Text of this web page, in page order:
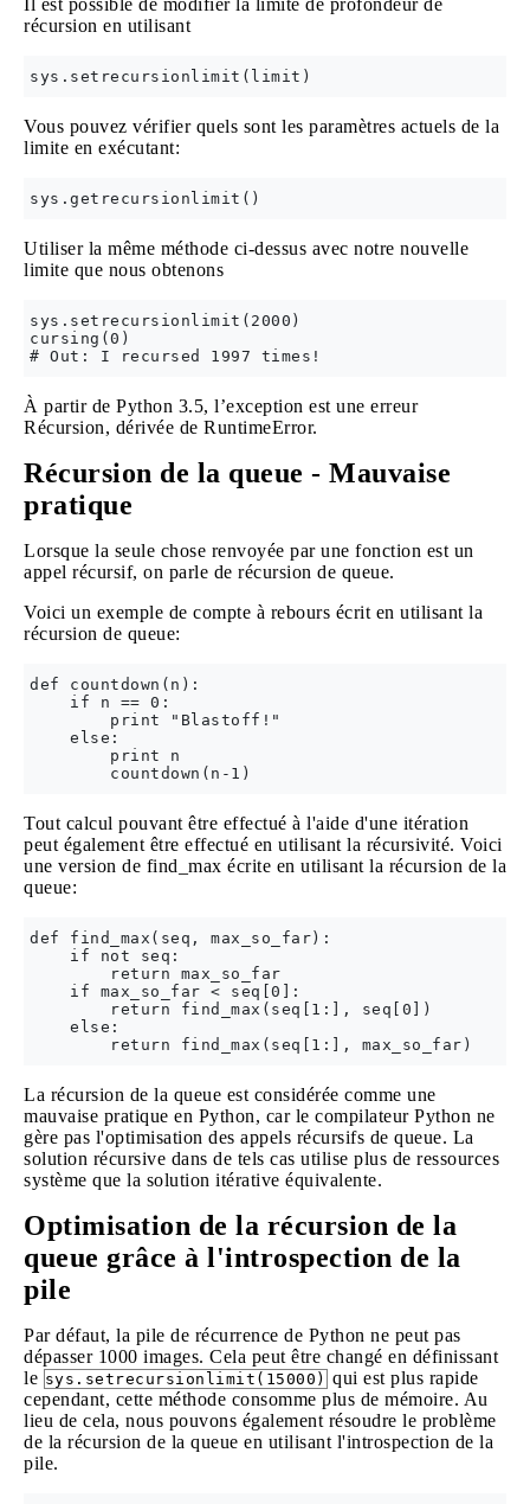
Il est possible de modifier la limite de profondeur de
récursion en utilisant
Vous pouvez vérifier quels sont les paramètres actuels de la
limite en exécutant:
Utiliser la même méthode ci-dessus avec notre nouvelle
limite que nous obtenons
sys.setrecursionlimit(2000)
cursing(0)
À partir de Python 3.5, l’exception est une erreur
Récursion, dérivée de RuntimeError.
Récursion de la queue - Mauvaise
pratique
Lorsque la seule chose renvoyée par une fonction est un
appel récursif, on parle de récursion de queue.
Voici un exemple de compte à rebours écrit en utilisant la
récursion de queue:
def countdown(n):
    if n == 0:
        print "Blastoff!"
    else:
        print n
Tout calcul pouvant être effectué à l'aide d'une itération
peut également être effectué en utilisant la récursivité. Voici
une version de find_max écrite en utilisant la récursion de la
queue:
def find_max(seq, max_so_far):
    if not seq:
        return max_so_far
    if max_so_far < seq[0]:
        return find_max(seq[1:], seq[0])
    else:
La récursion de la queue est considérée comme une
mauvaise pratique en Python, car le compilateur Python ne
gère pas l'optimisation des appels récursifs de queue. La
solution récursive dans de tels cas utilise plus de ressources
système que la solution itérative équivalente.
Optimisation de la récursion de la
queue grâce à l'introspection de la
pile
Par défaut, la pile de récurrence de Python ne peut pas
dépasser 1000 images. Cela peut être changé en définissant
le sys.setrecursionlimit(15000) qui est plus rapide
cependant, cette méthode consomme plus de mémoire. Au
lieu de cela, nous pouvons également résoudre le problème
de la récursion de la queue en utilisant l'introspection de la
pile.